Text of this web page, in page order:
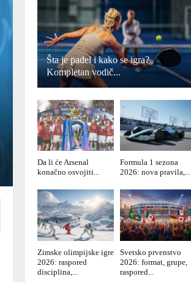
Šta je padel i kako se igra?
Kompletan vodič...
Da li će Arsenal
konačno osvojiti...
Formula 1 sezona
2026: nova pravila,...
Zimske olimpijske igre
2026: raspored
disciplina,...
Svetsko prvenstvo
2026: format, grupe,
raspored...